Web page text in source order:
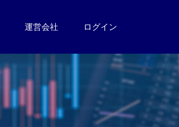
運営会社 ログイン